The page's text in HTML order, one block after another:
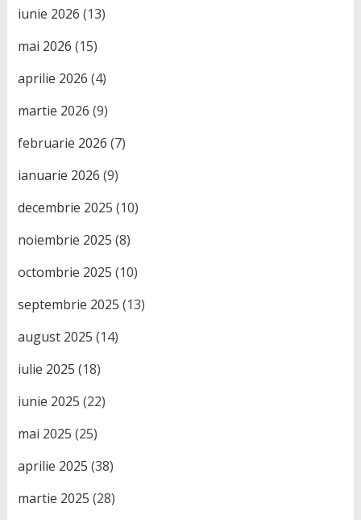
iunie 2026 (13)
mai 2026 (15)
aprilie 2026 (4)
martie 2026 (9)
februarie 2026 (7)
ianuarie 2026 (9)
decembrie 2025 (10)
noiembrie 2025 (8)
octombrie 2025 (10)
septembrie 2025 (13)
august 2025 (14)
iulie 2025 (18)
iunie 2025 (22)
mai 2025 (25)
aprilie 2025 (38)
martie 2025 (28)